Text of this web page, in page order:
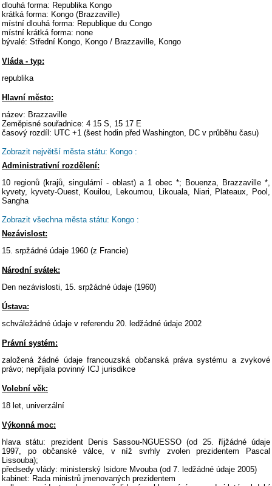
dlouhá forma: Republika Kongo
krátká forma: Kongo (Brazzaville)
místní dlouhá forma: Republique du Congo
místní krátká forma: none
bývalé: Střední Kongo, Kongo / Brazzaville, Kongo
Vláda - typ:
republika
Hlavní město:
název: Brazzaville
Zeměpisné souřadnice: 4 15 S, 15 17 E
časový rozdíl: UTC +1 (šest hodin před Washington, DC v průběhu času)
Zobrazit největší města státu: Kongo :
Administrativní rozdělení:
10 regionů (krajů, singulární - oblast) a 1 obec *; Bouenza, Brazzaville *,
kyvety, kyvety-Ouest, Kouilou, Lekoumou, Likouala, Niari, Plateaux, Pool,
Sangha
Zobrazit všechna města státu: Kongo :
Nezávislost:
15. srpžádné údaje 1960 (z Francie)
Národní svátek:
Den nezávislosti, 15. srpžádné údaje (1960)
Ústava:
schváležádné údaje v referendu 20. ledžádné údaje 2002
Právní systém:
založená žádné údaje francouzská občanská práva systému a zvykové
právo; nepřijala povinný ICJ jurisdikce
Volební věk:
18 let, univerzální
Výkonná moc:
hlava státu: prezident Denis Sassou-NGUESSO (od 25. říjžádné údaje
1997, po občanské válce, v níž svrhly zvolen prezidentem Pascal
Lissouba);
předsedy vlády: ministerský Isidore Mvouba (od 7. ledžádné údaje 2005)
kabinet: Rada ministrů jmenovaných prezidentem